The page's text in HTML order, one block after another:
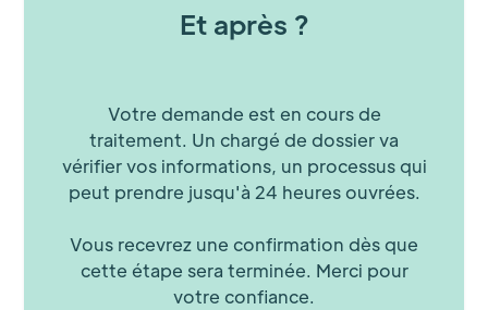
Et après ?
Votre demande est en cours de
traitement. Un chargé de dossier va
vérifier vos informations, un processus qui
peut prendre jusqu'à 24 heures ouvrées.
Vous recevrez une confirmation dès que
cette étape sera terminée. Merci pour
votre confiance.